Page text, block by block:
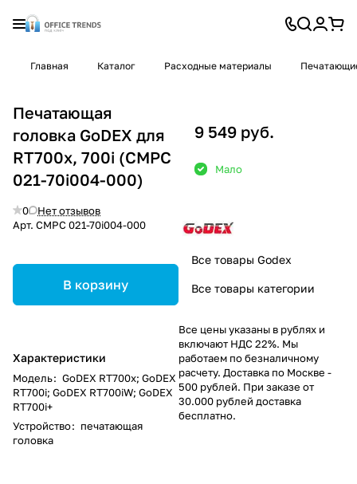
Главная Каталог Расходные материалы
Печатающая
головка GoDEX для
RT700x, 700i (CMPC
021-70i004-000)
0
Нет отзывов
Арт. CMPC 021-70i004-000
В корзину
Характеристики
Модель: GoDEX RT700x; GoDEX
RT700i; GoDEX RT700iW; GoDEX
RT700i+
Устройство: печатающая
головка
9 549 руб.
Мало
Все товары Godex
Все товары категории
Все цены указаны в рублях и
включают НДС 22%. Мы
работаем по безналичному
расчету. Доставка по Москве -
500 рублей. При заказе от
30.000 рублей доставка
бесплатно.